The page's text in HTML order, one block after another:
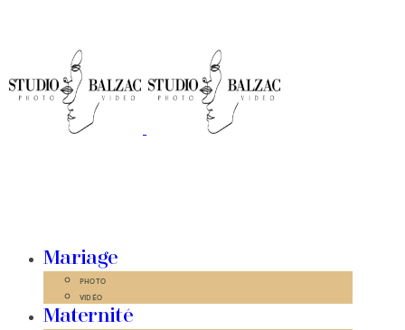
Mariage
PHOTO
VIDÉO
Maternité